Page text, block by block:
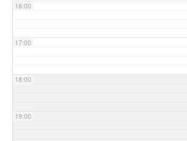
16:00
17:00
18:00
19:00